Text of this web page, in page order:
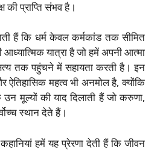
की प्राप्ति संभव है।
हैं कि धर्म केवल कर्मकांड तक सीमित
आध्यात्मिक यात्रा है जो हमें अपनी आत्मा
तक पहुंचने में सहायता करती है। इन
महत्व भी अनमोल है, क्योंकि
मूल्यों की याद दिलाती हैं जो करुणा,
स्थान देते हैं।
हमें यह प्रेरणा देती हैं कि जीवन